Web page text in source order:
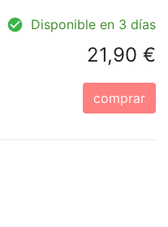
Disponible en 3 días
21,90 €
comprar